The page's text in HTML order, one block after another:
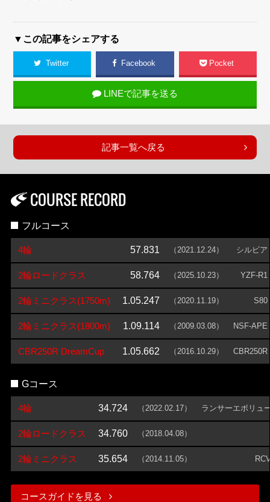
▼この記事をシェアする
Twitter Facebook Pocket
LINEで記事を送る
記事一覧へ戻る
COURSE RECORD
フルコース
4輪 57.831 （2021.12.24） シルビア
2輪ロードクラス 58.764 （2025.10.23） YZF-R1
2輪ミニクラス(1750m) 1.05.247 （2020.11.19） S80
2輪ミニクラス(1800m) 1.09.114 （2009.03.08） NSF-APE
CBR250R DreamCup 1.05.662 （2016.10.29） CBR250R
Gコース
4輪 34.724 （2022.02.17） ランサーエボリュ
2輪ロードクラス 34.760 （2018.04.08）
2輪ミニクラス 35.654 （2014.11.05）
コースガイドを見る